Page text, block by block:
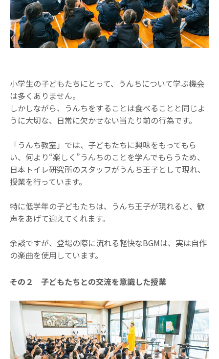
小学生の子どもたちにとって、うんちについて学ぶ機会
は多くありません。
しかしながら、うんちをすることは食べることと同じよ
うに大切な、日常に欠かせない当たり前の行為です。
「うんち教室」では、子どもたちに興味をもってもら
い、何より“楽しく”うんちのことを学んでもらうため、
日本トイレ研究所のスタッフがうんち王子として現れ、
授業を行っています。
特に低学年の子どもたちは、うんち王子が現れると、歓
声をあげて迎えてくれます。
余談ですが、登場の際に流れる軽快なBGMは、実は自作
の楽曲を使用しています。
その２ 子どもたちとの交流を意識した授業